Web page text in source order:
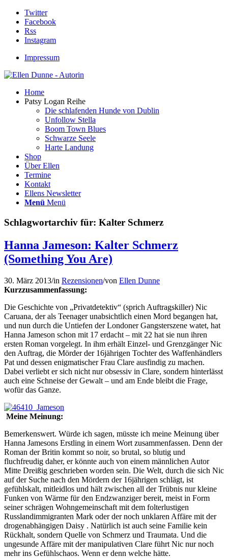
Twitter
Facebook
Rss
Instagram
Impressum
Home
Patsy Logan Reihe
Die schlafenden Hunde von Dublin
Unfollow Stella
Boom Town Blues
Schwarze Seele
Harte Landung
Shop
Über Ellen
Termine
Kontakt
Ellens Newsletter
Menü Menü
Schlagwortarchiv für: Kalter Schmerz
Hanna Jameson: Kalter Schmerz
(Something You Are)
30. März 2013/in Rezensionen/von Ellen Dunne
Kurzzusammenfassung:
Die Geschichte von „Privatdetektiv“ (sprich Auftragskiller) Nic
Caruana, der als Teenager unabsichtlich einen Mord begangen hat,
und nun durch die Untiefen der Londoner Gangsterszene watet, hat
Hanna Jameson schon mit 17 erdacht – mit 22 hat sie nun ihren
ersten Roman vorgelegt. In ihm erhält Einzel- und Grenzgänger Nic
den Auftrag, die Mörder der 16jährigen Tochter des Waffenhändlers
Pat und dessen enigmatischer Frau Clare ausfindig zu machen.
Dabei verliebt er sich nicht nur obsessiv in Clare, sondern hinterlässt
auch eine Schneise der Gewalt – und am Ende bleibt die Frage,
wofür das Ganze.
Meine Meinung:
Bemerkenswert. Würde ich sagen, müsste ich meine Meinung über
Hanna Jamesons Erstling in einem Wort zusammenfassen. Denn der
Roman der Britin kommt so noir, so brutal, so blutig und
fluchfreudig daher, er könnte auch von einem männlichen Autor
Mitte Dreißig geschrieben worden sein. Die Welt, durch die sich Nic
auf der Suche nach den Mördern der 16jährigen schlägt, ist
gefühlskalt, mitleidlos und hält zwischen all der Trübnis nur kleine
Funken von Wärme für den Endzwanziger bereit, meist in Form
seiner schrägen Wohngemeinschaft mit dem folterlustigen
Russlandimmigranten Mark oder der noch unklaren Affäre mit der
drogenabhängigen Daisy . Natürlich ist auch seine Familie kein
Rückhalt, sondern Quelle von Schmerz und Traumata. Und die
ungesunde Affäre mit der manipulativen Clare führt Nic nur noch
mehr ins Gefühlschaos. Wenn er denn welche hätte.